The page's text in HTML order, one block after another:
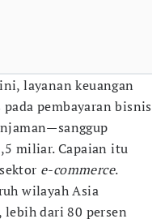
layanan keuangan
pembayaran bisnis
miliar. Capaian itu
e-commerce.
wilayah Asia
lebih dari 80 persen